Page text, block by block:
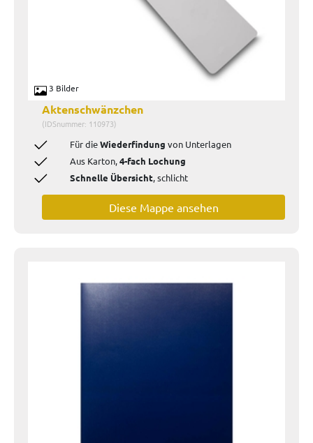
3 Bilder
Aktenschwänzchen
(IDSnummer: 110973)
Für dieWiederfindung von Unterlagen
Aus Karton,4-fach Lochung
Schnelle Übersicht, schlicht
Diese Mappe ansehen